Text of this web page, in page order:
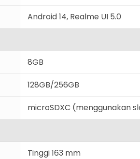
Android 14, Realme UI 5.0
8GB
128GB/256GB
microSDXC (menggunakan
Tinggi 163 mm